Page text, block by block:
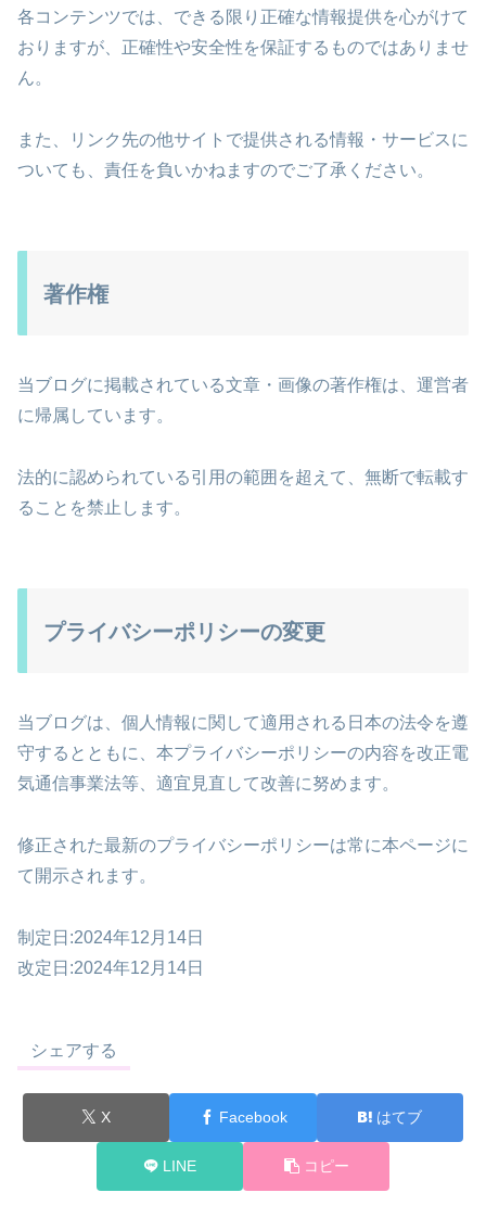
各コンテンツでは、できる限り正確な情報提供を心がけて
おりますが、正確性や安全性を保証するものではありませ
ん。
また、リンク先の他サイトで提供される情報・サービスに
ついても、責任を負いかねますのでご了承ください。
著作権
当ブログに掲載されている文章・画像の著作権は、運営者
に帰属しています。
法的に認められている引用の範囲を超えて、無断で転載す
ることを禁止します。
プライバシーポリシーの変更
当ブログは、個人情報に関して適用される日本の法令を遵
守するとともに、本プライバシーポリシーの内容を改正電
気通信事業法等、適宜見直して改善に努めます。
修正された最新のプライバシーポリシーは常に本ページに
て開示されます。
制定日:2024年12月14日
改定日:2024年12月14日
シェアする
X Facebook はてブ
LINE コピー